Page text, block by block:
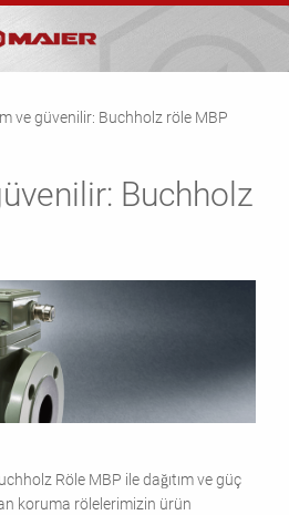
ve güvenilir: Buchholz röle MBP
Buchholz
Röle MBP ile dağıtım ve güç
koruma rölelerimizin ürün